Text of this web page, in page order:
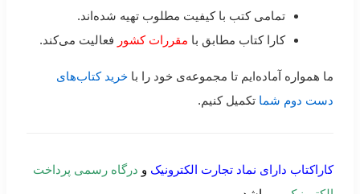
تمامی کتب با کیفیت مطلوب تهیه شده‌اند.
کارا کتاب مطابق با مقررات کشور فعالیت می‌کند.
ما همواره آماده‌ایم تا مجموعه‌ی خود را با خرید کتاب‌های
دست دوم شما تکمیل کنیم.
کاراکتاب دارای نماد تجارت الکترونیک و درگاه رسمی پرداخت